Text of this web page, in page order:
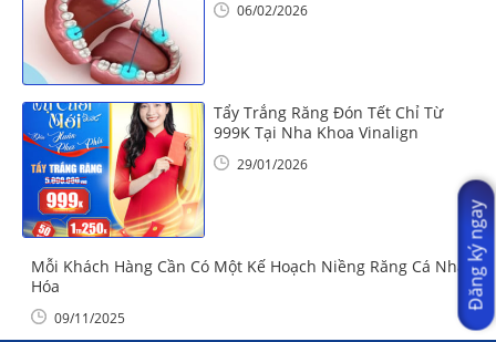
06/02/2026
Tẩy Trắng Răng Đón Tết Chỉ Từ
999K Tại Nha Khoa Vinalign
29/01/2026
Mỗi Khách Hàng Cần Có Một Kế Hoạch Niềng Răng Cá Nhân
Hóa
09/11/2025
Đăng ký ngay